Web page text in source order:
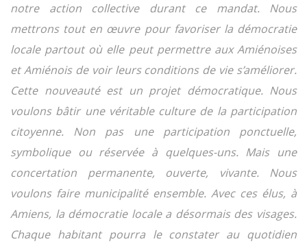
notre action collective durant ce mandat. Nous
mettrons tout en œuvre pour favoriser la démocratie
locale partout où elle peut permettre aux Amiénoises
et Amiénois de voir leurs conditions de vie s’améliorer.
Cette nouveauté est un projet démocratique. Nous
voulons bâtir une véritable culture de la participation
citoyenne. Non pas une participation ponctuelle,
symbolique ou réservée à quelques-uns. Mais une
concertation permanente, ouverte, vivante. Nous
voulons faire municipalité ensemble. Avec ces élus, à
Amiens, la démocratie locale a désormais des visages.
Chaque habitant pourra le constater au quotidien